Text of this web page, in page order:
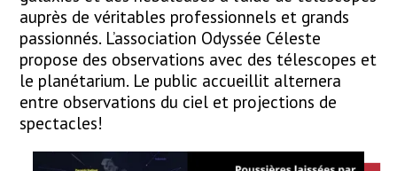
auprès de véritables professionnels et grands
passionnés. L’association Odyssée Céleste
propose des observations avec des télescopes et
le planétarium. Le public accueillit alternera
entre observations du ciel et projections de
spectacles!